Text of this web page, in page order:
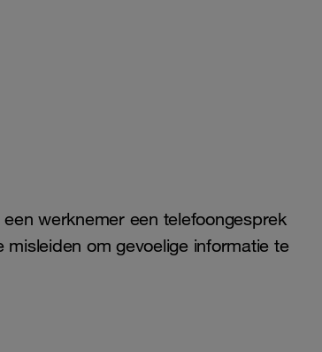
werknemer een telefoongesprek
om gevoelige informatie te